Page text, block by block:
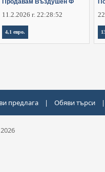
Продавам Въздушен Ф
11.2.2026 г. 22:28:52
4,1 евро.
предлага | Обяви търси |